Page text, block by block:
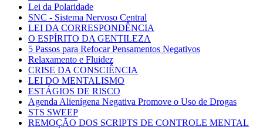
Lei da Polaridade
SNC - Sistema Nervoso Central
LEI DA CORRESPONDÊNCIA
O ESPÍRITO DA GENTILEZA
5 Passos para Refocar Pensamentos Negativos
Relaxamento e Fluidez
CRISE DA CONSCIÊNCIA
LEI DO MENTALISMO
ESTÁGIOS DE RISCO
Agenda Alienígena Negativa Promove o Uso de Drogas
STS SWEEP
REMOÇÃO DOS SCRIPTS DE CONTROLE MENTAL